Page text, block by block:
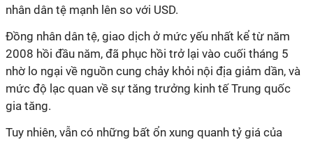
nhân dân tệ mạnh lên so với USD.
Đồng nhân dân tệ, giao dịch ở mức yếu nhất kể từ năm
2008 hồi đầu năm, đã phục hồi trở lại vào cuối tháng 5
nhờ lo ngại về nguồn cung chảy khỏi nội địa giảm dần, và
mức độ lạc quan về sự tăng trưởng kinh tế Trung quốc
gia tăng.
Tuy nhiên, vẫn có những bất ổn xung quanh tỷ giá của